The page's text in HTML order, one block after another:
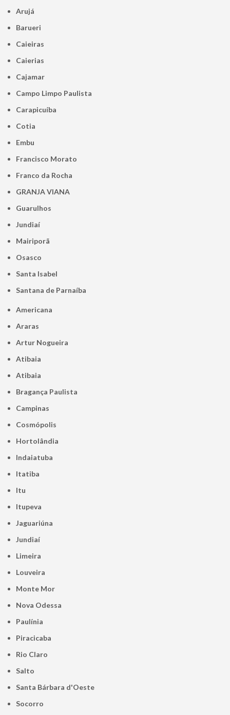
Arujá
Barueri
Caieiras
Caierias
Cajamar
Campo Limpo Paulista
Carapicuíba
Cotia
Embu
Francisco Morato
Franco da Rocha
GRANJA VIANA
Guarulhos
Jundiaí
Mairiporã
Osasco
Santa Isabel
Santana de Parnaíba
Americana
Araras
Artur Nogueira
Atibaia
Atibaia
Bragança Paulista
Campinas
Cosmópolis
Hortolândia
Indaiatuba
Itatiba
Itu
Itupeva
Jaguariúna
Jundiaí
Limeira
Louveira
Monte Mor
Nova Odessa
Paulínia
Piracicaba
Rio Claro
Salto
Santa Bárbara d'Oeste
Socorro